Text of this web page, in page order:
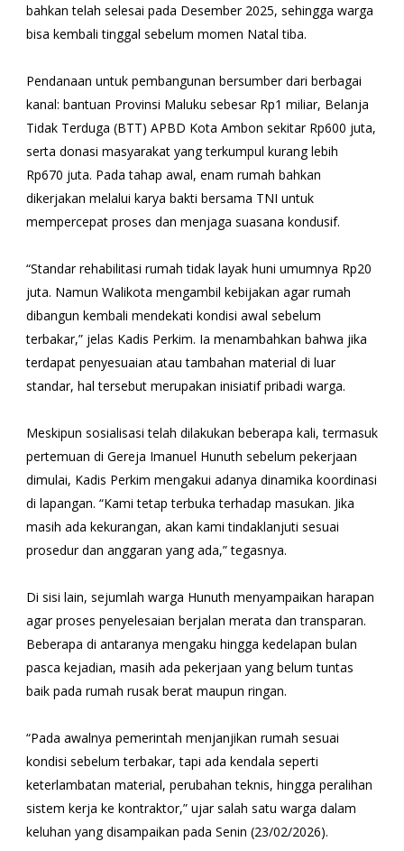
bahkan telah selesai pada Desember 2025, sehingga warga
bisa kembali tinggal sebelum momen Natal tiba.
Pendanaan untuk pembangunan bersumber dari berbagai
kanal: bantuan Provinsi Maluku sebesar Rp1 miliar, Belanja
Tidak Terduga (BTT) APBD Kota Ambon sekitar Rp600 juta,
serta donasi masyarakat yang terkumpul kurang lebih
Rp670 juta. Pada tahap awal, enam rumah bahkan
dikerjakan melalui karya bakti bersama TNI untuk
mempercepat proses dan menjaga suasana kondusif.
“Standar rehabilitasi rumah tidak layak huni umumnya Rp20
juta. Namun Walikota mengambil kebijakan agar rumah
dibangun kembali mendekati kondisi awal sebelum
terbakar,” jelas Kadis Perkim. Ia menambahkan bahwa jika
terdapat penyesuaian atau tambahan material di luar
standar, hal tersebut merupakan inisiatif pribadi warga.
Meskipun sosialisasi telah dilakukan beberapa kali, termasuk
pertemuan di Gereja Imanuel Hunuth sebelum pekerjaan
dimulai, Kadis Perkim mengakui adanya dinamika koordinasi
di lapangan. “Kami tetap terbuka terhadap masukan. Jika
masih ada kekurangan, akan kami tindaklanjuti sesuai
prosedur dan anggaran yang ada,” tegasnya.
Di sisi lain, sejumlah warga Hunuth menyampaikan harapan
agar proses penyelesaian berjalan merata dan transparan.
Beberapa di antaranya mengaku hingga kedelapan bulan
pasca kejadian, masih ada pekerjaan yang belum tuntas
baik pada rumah rusak berat maupun ringan.
“Pada awalnya pemerintah menjanjikan rumah sesuai
kondisi sebelum terbakar, tapi ada kendala seperti
keterlambatan material, perubahan teknis, hingga peralihan
sistem kerja ke kontraktor,” ujar salah satu warga dalam
keluhan yang disampaikan pada Senin (23/02/2026).